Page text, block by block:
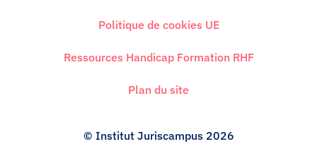
Politique de cookies UE
Ressources Handicap Formation RHF
Plan du site
© Institut Juriscampus 2026